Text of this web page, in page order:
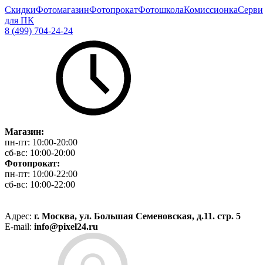
СкидкиФотомагазинФотопрокатФотошколаКомиссионка
для ПК
8 (499) 704-24-24
Магазин:
пн-пт: 10:00-20:00
сб-вс: 10:00-20:00
Фотопрокат:
пн-пт: 10:00-22:00
сб-вс: 10:00-22:00
Адрес: г. Москва, ул. Большая Семеновская, д.11. стр. 5
E-mail: info@pixel24.ru